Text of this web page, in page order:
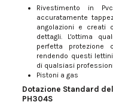
Rivestimento in
accuratamente
angolazioni e creati
dettagli. L'ottima
perfetta protezione
rendendo questi
di qualsiasi
Pistoni a gas
Dotazione Standard
PH304S